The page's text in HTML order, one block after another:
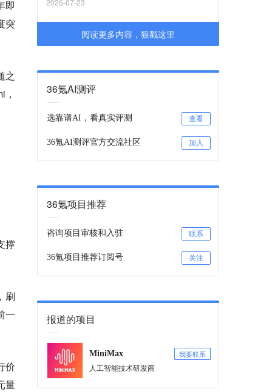
即
突
之
撑
刷
一
价
量
2026-07-23
阅读更多内容，狠戳这里
36氪AI测评
选靠谱AI，看真实评测 查看
36氪AI测评官方交流社区 加入
36氪项目推荐
咨询项目审核和入驻 联系
36氪项目推荐订阅号 关注
报道的项目
MiniMax 我要联系
人工智能技术研发商